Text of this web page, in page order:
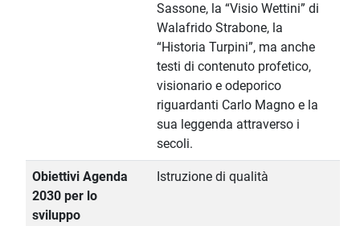
Sassone, la “Visio Wettini” di
Walafrido Strabone, la
“Historia Turpini”, ma anche
testi di contenuto profetico,
visionario e odeporico
riguardanti Carlo Magno e la
sua leggenda attraverso i
secoli.
Obiettivi Agenda
2030 per lo
sviluppo
Istruzione di qualità